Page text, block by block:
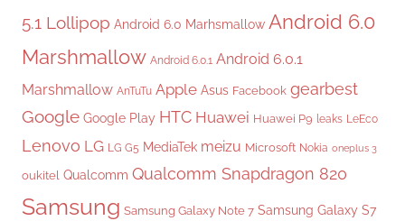
5.1 Lollipop Android 6.0 Marhsmallow Android 6.0
Marshmallow Android 6.0.1 Android 6.0.1
Marshmallow AnTuTu Apple Asus Facebook gearbest
Google Google Play HTC Huawei Huawei P9 leaks LeEco
Lenovo LG LG G5 MediaTek meizu Microsoft Nokia oneplus 3
oukitel Qualcomm Qualcomm Snapdragon 820
Samsung Samsung Galaxy Note 7 Samsung Galaxy S7